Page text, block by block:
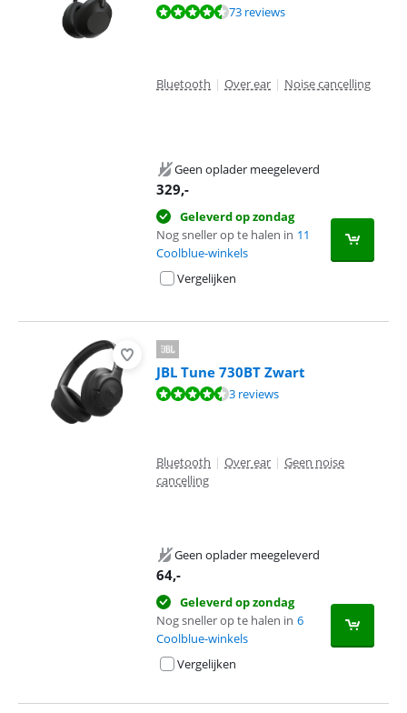
Beoordeling is 8,6 van de 10, gebaseerd op 73 reviews.
73 reviews
Bluetooth | Over ear | Noise cancelling
Geen oplader meegeleverd
329,-
Geleverd op zondag
Nog sneller op te halen in 11
Coolblue-winkels
Vergelijken
JBL Tune 730BT Zwart
Beoordeling is 8,9 van de 10, gebaseerd op 3 reviews.
3 reviews
Bluetooth | Over ear | Geen noise
cancelling
Geen oplader meegeleverd
64,-
Geleverd op zondag
Nog sneller op te halen in 6
Coolblue-winkels
Vergelijken